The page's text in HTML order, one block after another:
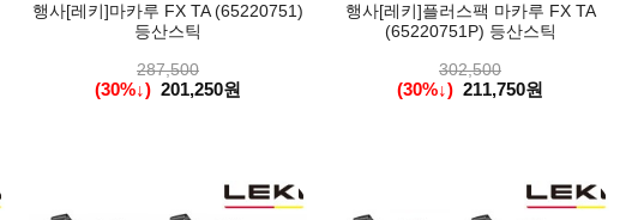
행사[레키]마카루 FX TA (65220751)
등산스틱
287,500
(30%↓) 201,250원
행사[레키]플러스팩 마카루 FX TA
(65220751P) 등산스틱
302,500
(30%↓) 211,750원